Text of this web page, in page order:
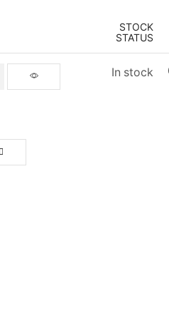
STOCK
STATUS
In stock